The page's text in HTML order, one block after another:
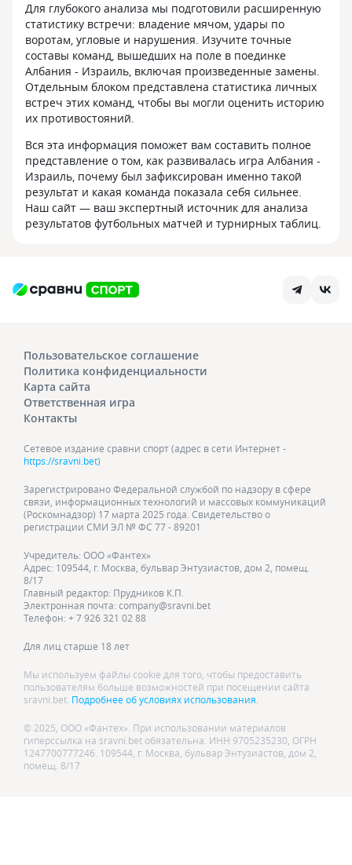
Для глубокого анализа мы подготовили расширенную
статистику встречи: владение мячом, удары по
воротам, угловые и нарушения. Изучите точные
составы команд, вышедших на поле в поединке
Албания - Израиль, включая произведенные замены.
Отдельным блоком представлена статистика личных
встреч этих команд, чтобы вы могли оценить историю
их противостояний.
Вся эта информация поможет вам составить полное
представление о том, как развивалась игра Албания -
Израиль, почему был зафиксирован именно такой
результат и какая команда показала себя сильнее.
Наш сайт — ваш экспертный источник для анализа
результатов футбольных матчей и турнирных таблиц.
Пользовательское соглашение
Политика конфиденциальности
Карта сайта
Ответственная игра
Контакты
Сетевое издание сравни спорт (адрес в сети Интернет -
https://sravni.bet)
Зарегистрировано Федеральной службой по надзору в сфере
связи, информационных технологий и массовых коммуникаций
(Роскомнадзор) 17 марта 2025 года. Свидетельство о
регистрации СМИ ЭЛ № ФС 77 - 89201
Учредитель: ООО «Фантех»
Адрес: 109544, г. Москва, бульвар Энтузиастов, дом 2, помещ.
8/17
Главный редактор: Прудников К.П.
Электронная почта: company@sravni.bet
Телефон: + 7 926 321 02 88
Для лиц старше 18 лет
Мы используем файлы cookie для того, чтобы предоставить
пользователям больше возможностей при посещении сайта
sravni.bet. Подробнее об условиях использования.
© 2025, ООО «Фантех». При использовании материалов
гиперссылка на sravni.bet обязательна. ИНН 9705235230, ОГРН
1247700777246. 109544, г. Москва, бульвар Энтузиастов, дом 2,
помещ. 8/17